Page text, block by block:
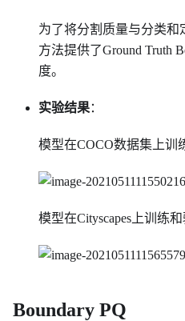
为了将分割质量与分类
方法提供了Ground Truth
度。
实验结果：
模型在COCO数据集上训
模型在Cityscapes上训练
Boundary PQ